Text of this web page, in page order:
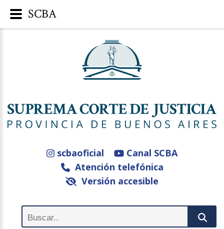
scbaoficial
Canal SCBA
Atención telefónica
Versión accesible
SCBA